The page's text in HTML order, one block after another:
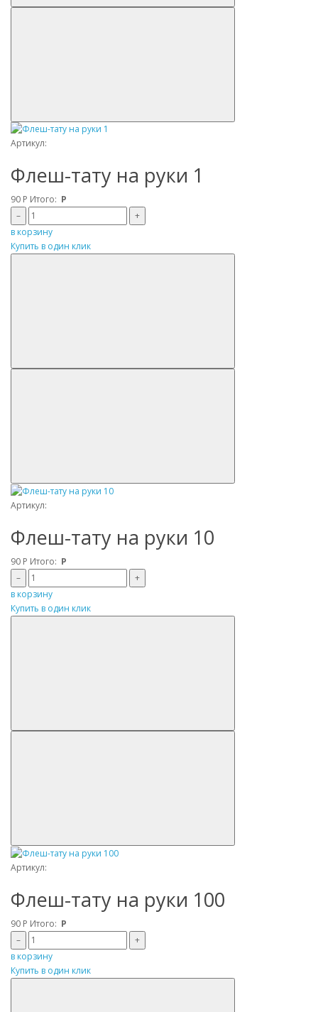
Артикул:
Флеш-тату на руки 1
90 Р Итого: Р
–
+
в корзину
Купить в один клик
Артикул:
Флеш-тату на руки 10
90 Р Итого: Р
–
+
в корзину
Купить в один клик
Артикул:
Флеш-тату на руки 100
90 Р Итого: Р
–
+
в корзину
Купить в один клик